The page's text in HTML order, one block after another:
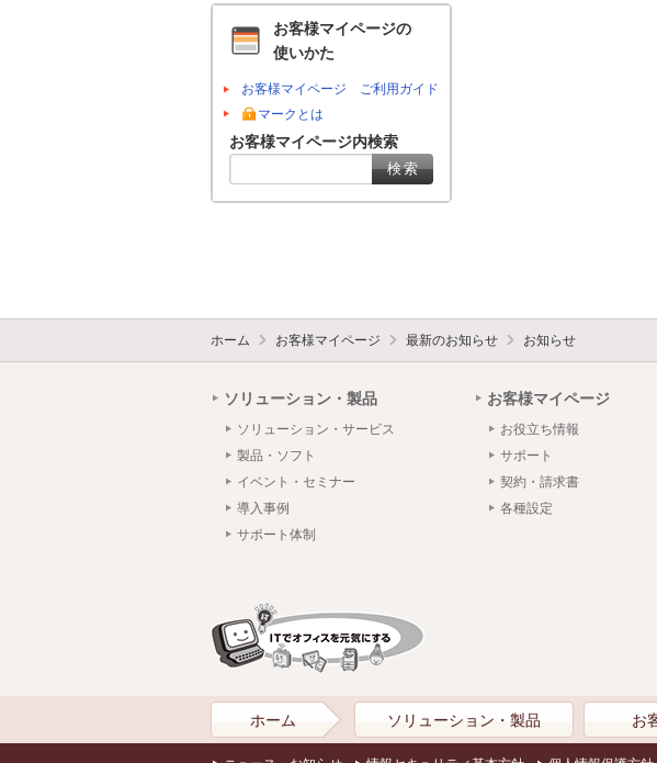
お客様マイページの
使いかた
お客様マイページ ご利用ガイド
マークとは
お客様マイページ内検索
ホーム お客様マイページ 最新のお知らせ お知らせ
ソリューション・製品
ソリューション・サービス
製品・ソフト
イベント・セミナー
導入事例
サポート体制
お客様マイページ
お役立ち情報
サポート
契約・請求書
各種設定
ホーム ソリューション・製品 お